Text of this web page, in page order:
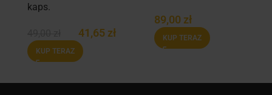
kaps.
41,65 zł
KUP TERAZ
89,00 zł
KUP TERAZ